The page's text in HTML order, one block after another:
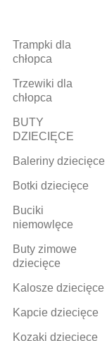
Trampki dla
chłopca
Trzewiki dla
chłopca
BUTY
DZIECIĘCE
Baleriny dziecięce
Botki dziecięce
Buciki
niemowlęce
Buty zimowe
dziecięce
Kalosze dziecięce
Kapcie dziecięce
Kozaki dziecięce